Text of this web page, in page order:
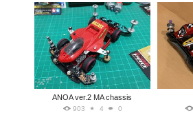
ANOA ver.2 MA chassis
903 4 0